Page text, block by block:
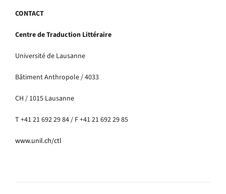
CONTACT
Centre de Traduction Littéraire
Université de Lausanne
Bâtiment Anthropole / 4033
CH / 1015 Lausanne
T +41 21 692 29 84 / F +41 21 692 29 85
www.unil.ch/ctl